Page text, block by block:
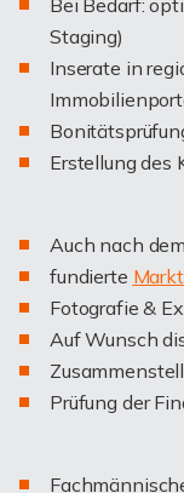
Staging)
Inserate in
Erstellung des
Auch nach
fundierte
Fotografie &
Auf Wunsch
Prüfung der